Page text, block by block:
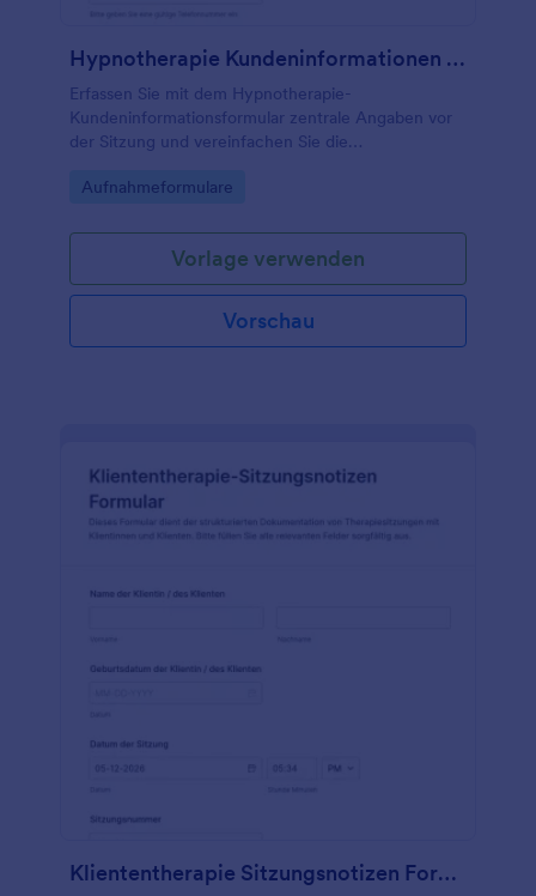
Hypnotherapie Kundeninformationen Fragebogen
Erfassen Sie mit dem Hypnotherapie-
Kundeninformationsformular zentrale Angaben vor
der Sitzung und vereinfachen Sie die
Therapeutinnen und Therapeuten mit Jotform.
Go to Category:
Aufnahmeformulare
Vorlage verwenden
Vorschau
Kliententherapie Sitzungsnotizen Formular